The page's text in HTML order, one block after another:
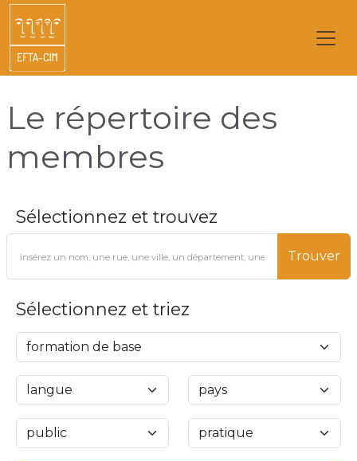
Le répertoire des
membres
Sélectionnez et trouvez
Trouver
Sélectionnez et triez